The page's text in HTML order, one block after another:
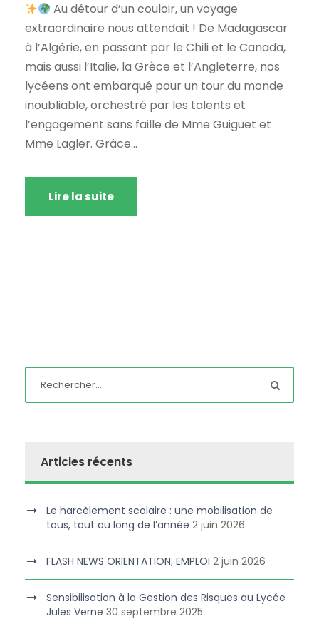
Au détour d’un couloir, un voyage
extraordinaire nous attendait ! De Madagascar
à l’Algérie, en passant par le Chili et le Canada,
mais aussi l’Italie, la Grèce et l’Angleterre, nos
lycéens ont embarqué pour un tour du monde
inoubliable, orchestré par les talents et
l’engagement sans faille de Mme Guiguet et
Mme Lagler. Grâce...
Lire la suite
Articles récents
Le harcèlement scolaire : une mobilisation de
tous, tout au long de l’année 2 juin 2026
FLASH NEWS ORIENTATION; EMPLOI 2 juin 2026
Sensibilisation à la Gestion des Risques au Lycée
Jules Verne 30 septembre 2025